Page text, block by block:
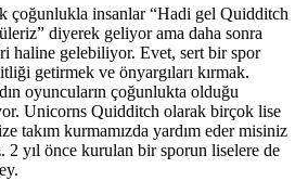
çoğunlukla insanlar “Hadi gel Quidditch
diyerek geliyor ama daha sonra
haline gelebiliyor. Evet, sert bir spor
getirmek ve önyargıları kırmak.
oyuncuların çoğunlukta olduğu
Unicorns Quidditch olarak birçok lise
takım kurmamızda yardım eder misiniz
2 yıl önce kurulan bir sporun liselere de